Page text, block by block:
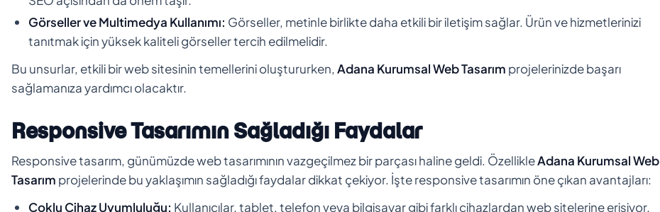
Görseller ve Multimedya Kullanımı: Görseller, metinle birlikte daha etkili bir iletişim sağlar. Ürün ve hizmetlerinizi
tanıtmak için yüksek kaliteli görseller tercih edilmelidir.
Bu unsurlar, etkili bir web sitesinin temellerini oluştururken, Adana Kurumsal Web Tasarım projelerinizde başarı
sağlamanıza yardımcı olacaktır.
Responsive Tasarımın Sağladığı Faydalar
Responsive tasarım, günümüzde web tasarımının vazgeçilmez bir parçası haline geldi. ÖzellikleAdana Kurumsal Web
Tasarım projelerinde bu yaklaşımın sağladığı faydalar dikkat çekiyor. İşte responsive tasarımın öne çıkan avantajları:
Çoklu Cihaz Uyumluluğu: Kullanıcılar, tablet, telefon veya bilgisayar gibi farklı cihazlardan web sitelerine erişiyor.